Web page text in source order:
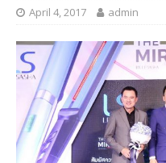
April 4, 2017 admin